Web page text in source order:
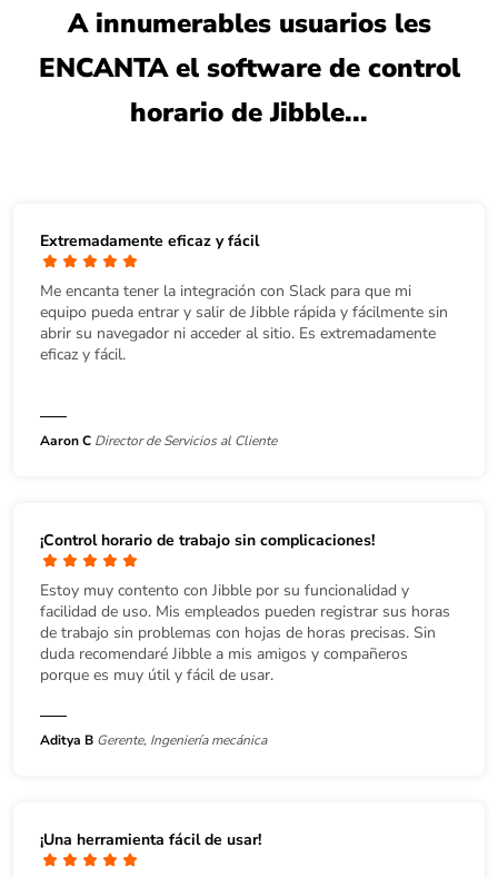
A innumerables usuarios les
ENCANTA el software de control
horario de Jibble...
Extremadamente eficaz y fácil
Me encanta tener la integración con Slack para que mi
equipo pueda entrar y salir de Jibble rápida y fácilmente sin
abrir su navegador ni acceder al sitio. Es extremadamente
eficaz y fácil.
Aaron C Director de Servicios al Cliente
¡Control horario de trabajo sin complicaciones!
Estoy muy contento con Jibble por su funcionalidad y
facilidad de uso. Mis empleados pueden registrar sus horas
de trabajo sin problemas con hojas de horas precisas. Sin
duda recomendaré Jibble a mis amigos y compañeros
porque es muy útil y fácil de usar.
Aditya B Gerente, Ingeniería mecánica
¡Una herramienta fácil de usar!